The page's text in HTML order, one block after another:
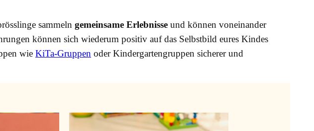
sammeln gemeinsame Erlebnisse und können voneinander
können sich wiederum positiv auf das Selbstbild eures Kindes
wie KiTa-Gruppen oder Kindergartengruppen sicherer und